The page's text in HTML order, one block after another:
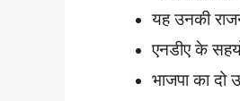
यह उनकी
एनडीए के
भाजपा का